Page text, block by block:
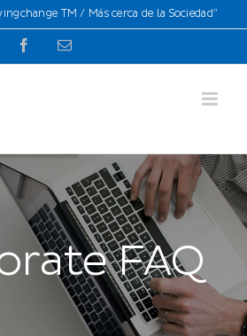
TM / Más cerca de la Sociedad”
FacebookCorreo
FAQ